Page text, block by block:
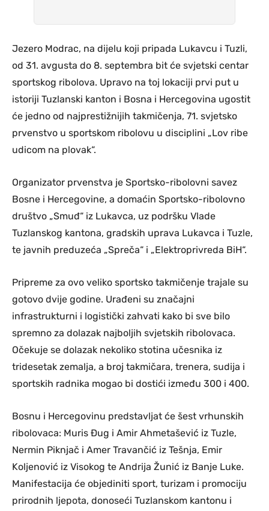
Jezero Modrac, na dijelu koji pripada Lukavcu i Tuzli,
od 31. avgusta do 8. septembra bit će svjetski centar
sportskog ribolova. Upravo na toj lokaciji prvi put u
istoriji Tuzlanski kanton i Bosna i Hercegovina ugostit
će jedno od najprestižnijih takmičenja, 71. svjetsko
prvenstvo u sportskom ribolovu u disciplini „Lov ribe
udicom na plovak“.
Organizator prvenstva je Sportsko-ribolovni savez
Bosne i Hercegovine, a domaćin Sportsko-ribolovno
društvo „Smuđ“ iz Lukavca, uz podršku Vlade
Tuzlanskog kantona, gradskih uprava Lukavca i Tuzle,
te javnih preduzeća „Spreča“ i „Elektroprivreda BiH“.
Pripreme za ovo veliko sportsko takmičenje trajale su
gotovo dvije godine. Urađeni su značajni
infrastrukturni i logistički zahvati kako bi sve bilo
spremno za dolazak najboljih svjetskih ribolovaca.
Očekuje se dolazak nekoliko stotina učesnika iz
tridesetak zemalja, a broj takmičara, trenera, sudija i
sportskih radnika mogao bi dostići između 300 i 400.
Bosnu i Hercegovinu predstavljat će šest vrhunskih
ribolovaca: Muris Đug i Amir Ahmetašević iz Tuzle,
Nermin Piknjač i Amer Travančić iz Tešnja, Emir
Koljenović iz Visokog te Andrija Žunić iz Banje Luke.
Manifestacija će objediniti sport, turizam i promociju
prirodnih ljepota, donoseći Tuzlanskom kantonu i